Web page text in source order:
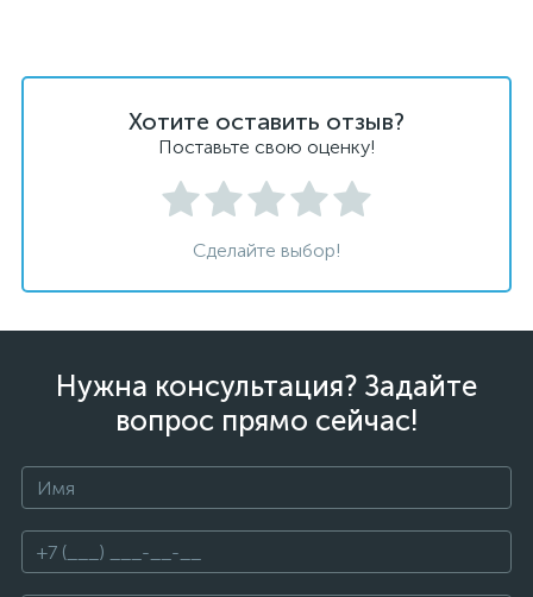
Хотите оставить отзыв?
Поставьте свою оценку!
Сделайте выбор!
Нужна консультация? Задайте
вопрос прямо сейчас!